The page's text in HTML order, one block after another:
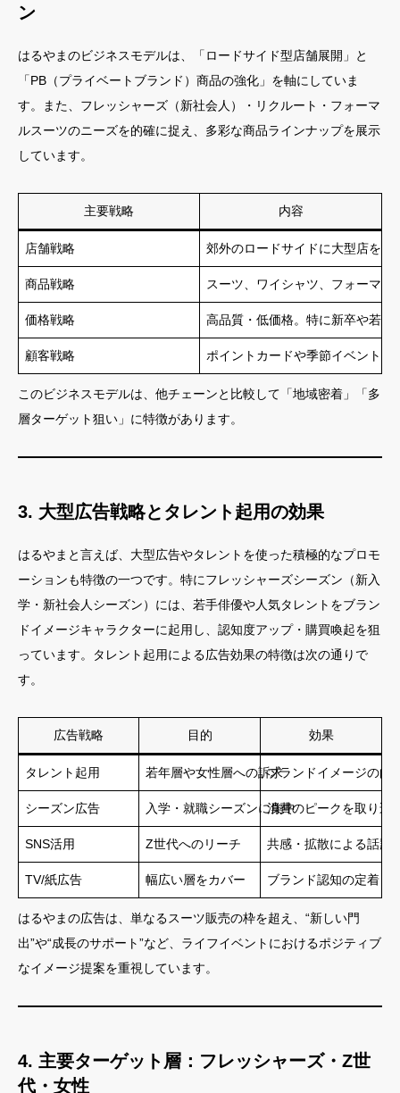
ン
はるやまのビジネスモデルは、「ロードサイド型店舗展開」と
「PB（プライベートブランド）商品の強化」を軸にしていま
す。また、フレッシャーズ（新社会人）・リクルート・フォーマ
ルスーツのニーズを的確に捉え、多彩な商品ラインナップを展示
しています。
主要戦略 内容
店舗戦略 郊外のロードサイドに大型店を
商品戦略 スーツ、ワイシャツ、フォーマ
価格戦略 高品質・低価格。特に新卒や若
顧客戦略 ポイントカードや季節イベント
このビジネスモデルは、他チェーンと比較して「地域密着」「多
層ターゲット狙い」に特徴があります。
3. 大型広告戦略とタレント起用の効果
はるやまと言えば、大型広告やタレントを使った積極的なプロモ
ーションも特徴の一つです。特にフレッシャーズシーズン（新入
学・新社会人シーズン）には、若手俳優や人気タレントをブラン
ドイメージキャラクターに起用し、認知度アップ・購買喚起を狙
っています。タレント起用による広告効果の特徴は次の通りで
す。
広告戦略 目的 効果
タレント起用 若年層や女性層への訴求ブランドイメージの向
シーズン広告 入学・就職シーズンに集中消費のピークを取り込
SNS活用 Z世代へのリーチ 共感・拡散による話題
TV/紙広告 幅広い層をカバー ブランド認知の定着
はるやまの広告は、単なるスーツ販売の枠を超え、“新しい門
出”や“成長のサポート”など、ライフイベントにおけるポジティブ
なイメージ提案を重視しています。
4. 主要ターゲット層：フレッシャーズ・Z世
代・女性